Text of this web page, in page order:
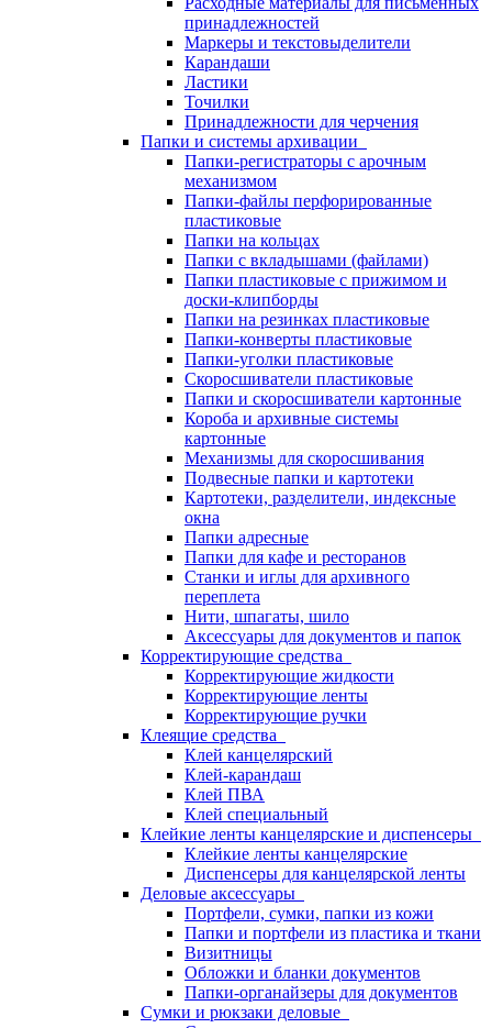
принадлежностей
Маркеры и текстовыделители
Карандаши
Ластики
Точилки
Принадлежности для черчения
Папки и системы архивации
Папки-регистраторы с арочным
механизмом
Папки-файлы перфорированные
пластиковые
Папки на кольцах
Папки с вкладышами (файлами)
Папки пластиковые с прижимом и
доски-клипборды
Папки на резинках пластиковые
Папки-конверты пластиковые
Папки-уголки пластиковые
Скоросшиватели пластиковые
Папки и скоросшиватели картонные
Короба и архивные системы
картонные
Механизмы для скоросшивания
Подвесные папки и картотеки
Картотеки, разделители, индексные
окна
Папки адресные
Папки для кафе и ресторанов
Станки и иглы для архивного
переплета
Нити, шпагаты, шило
Аксессуары для документов и папок
Корректирующие средства
Корректирующие жидкости
Корректирующие ленты
Корректирующие ручки
Клеящие средства
Клей канцелярский
Клей-карандаш
Клей ПВА
Клей специальный
Клейкие ленты канцелярские и диспенсеры
Клейкие ленты канцелярские
Диспенсеры для канцелярской ленты
Деловые аксессуары
Портфели, сумки, папки из кожи
Папки и портфели из пластика и ткани
Визитницы
Обложки и бланки документов
Папки-органайзеры для документов
Сумки и рюкзаки деловые